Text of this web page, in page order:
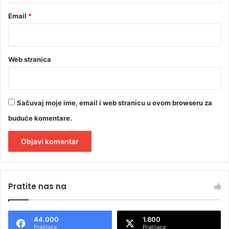
u
s
v
i
l
Email *
Web stranica
Sačuvaj moje ime, email i web stranicu u ovom browseru za
buduće komentare.
tPratite nas na
44.000
Pratilaca
1.800
Pratilaca